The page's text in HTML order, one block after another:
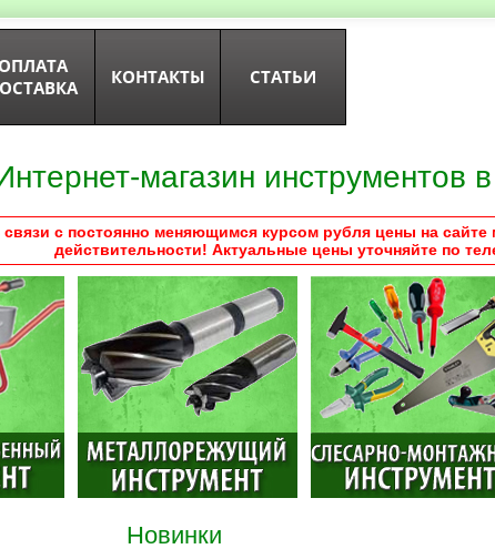
ОПЛАТА
КОНТАКТЫ СТАТЬИ
магазин инструментов
с постоянно меняющимся курсом рубля цены на сайте
действительности! Актуальные цены уточняйте по
Новинки